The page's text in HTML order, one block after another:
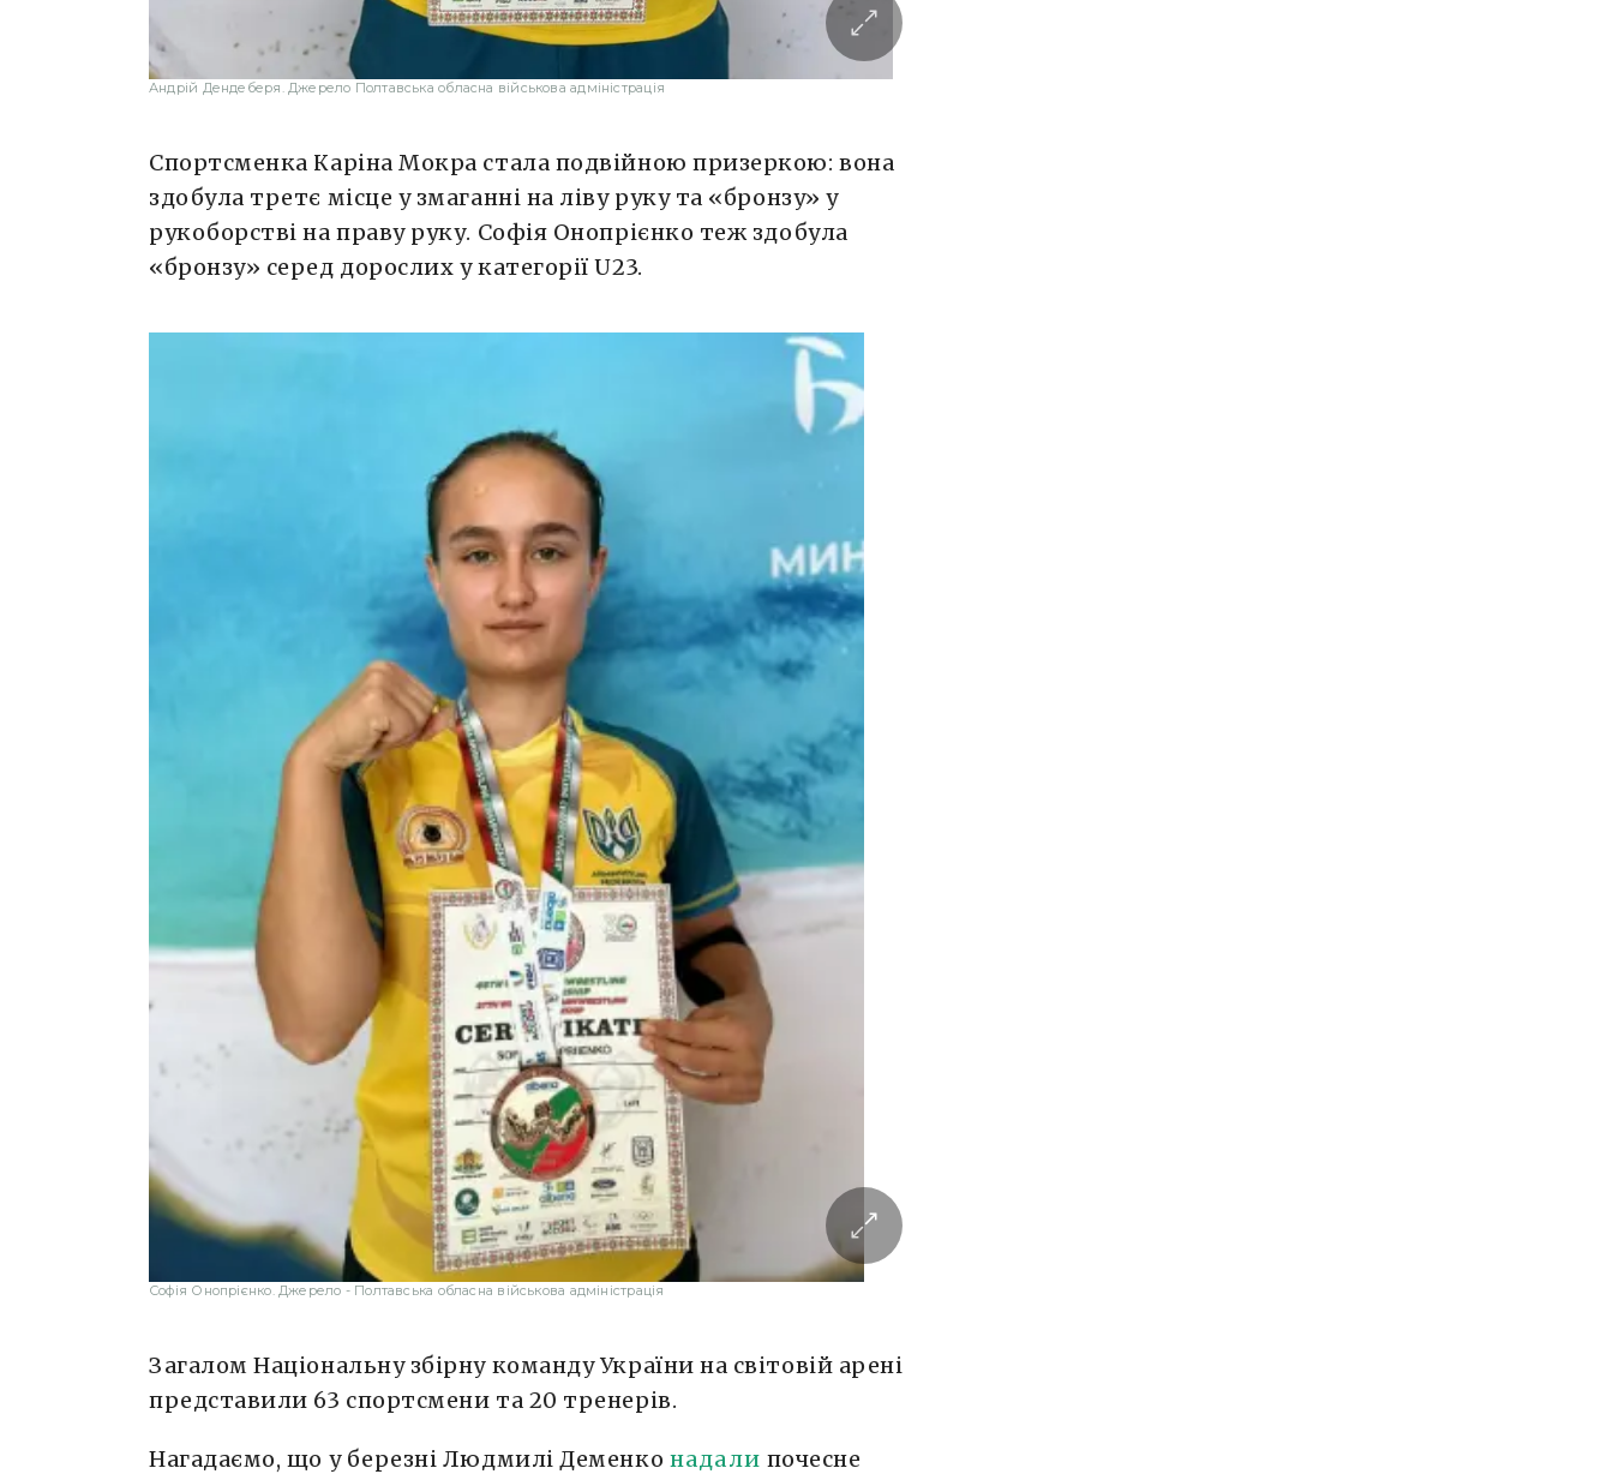
Андрій Дендеберя. Джерело Полтавська обласна військова адміністрація
Спортсменка Каріна Мокра стала подвійною призеркою: вона
здобула третє місце у змаганні на ліву руку та «бронзу» у
рукоборстві на праву руку. Софія Онопрієнко теж здобула
«бронзу» серед дорослих у категорії U23.
Софія Онопрієнко. Джерело - Полтавська обласна військова адміністрація
Загалом Національну збірну команду України на світовій арені
представили 63 спортсмени та 20 тренерів.
Нагадаємо, що у березні Людмилі Деменко надали почесне